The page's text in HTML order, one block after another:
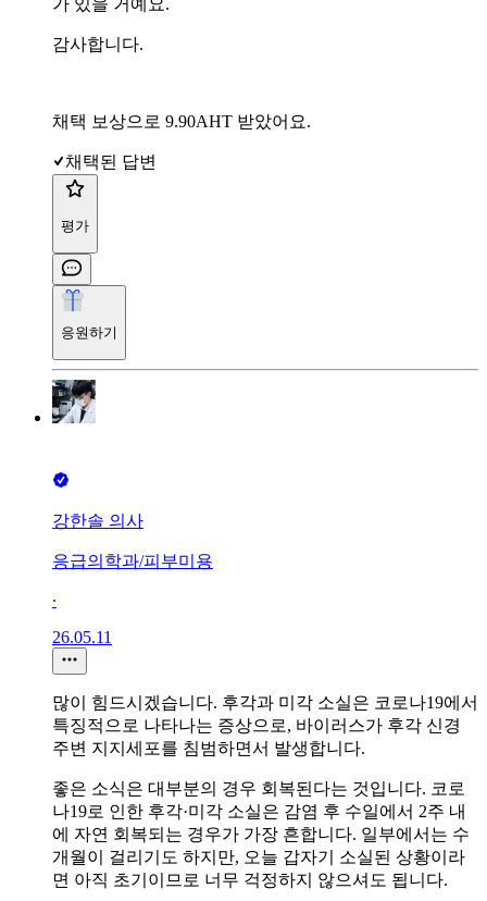
감사합니다.
채택 보상으로 9.90AHT 받았어요.
채택된 답변
평가
응원하기
강한솔 의사
응급의학과/피부미용
∙
26.05.11
많이 힘드시겠습니다. 후각과 미각 소실은 코로나19에서
특징적으로 나타나는 증상으로, 바이러스가 후각 신경
주변 지지세포를 침범하면서 발생합니다.
좋은 소식은 대부분의 경우 회복된다는 것입니다. 코로
나19로 인한 후각·미각 소실은 감염 후 수일에서 2주 내
에 자연 회복되는 경우가 가장 흔합니다. 일부에서는 수
개월이 걸리기도 하지만, 오늘 갑자기 소실된 상황이라
면 아직 초기이므로 너무 걱정하지 않으셔도 됩니다.